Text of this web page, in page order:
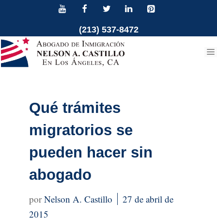
contenido
(213) 537-8472
Qué trámites
migratorios se
pueden hacer sin
abogado
Nelson A. Castillo
27 de abril de
2015